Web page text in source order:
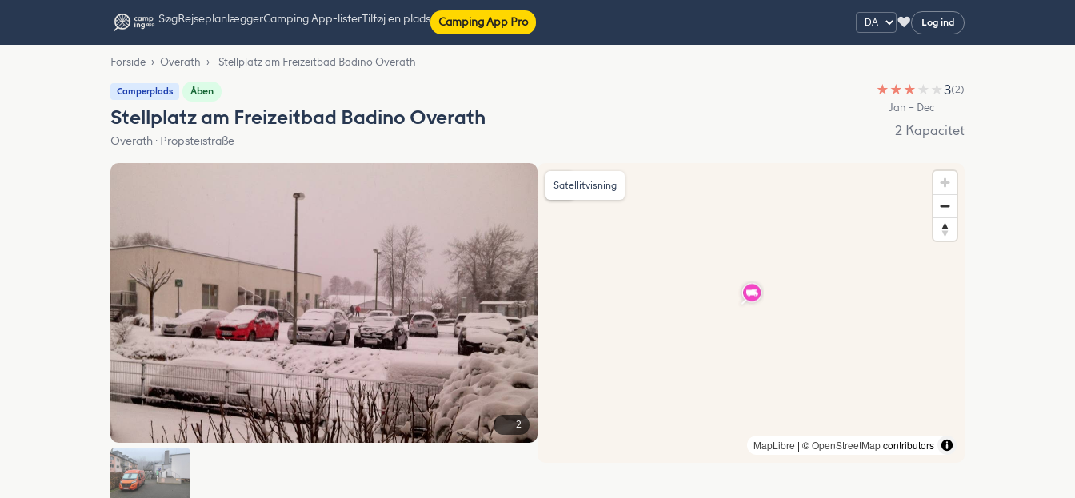
SøgRejseplanlæggerCamping App-listerTilføj en plads Camping App Pro ♥ Log ind
Forside › Overath › Stellplatz am Freizeitbad Badino Overath
Camperplads Åben
Stellplatz am Freizeitbad Badino Overath
Overath · Propsteistraße
★ ★ ★ ★ ★3(2)
Jan – Dec
2 Kapacitet
2
MapLibre | ©OpenStreetMapcontributors
Satellitvisning